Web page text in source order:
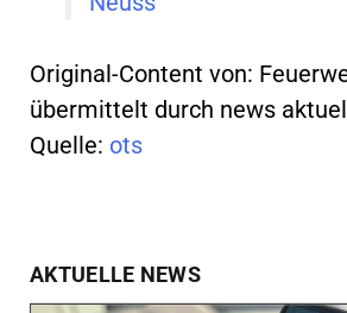
Original-Content von:
übermittelt durch news
Quelle: ots
AKTUELLE NEWS